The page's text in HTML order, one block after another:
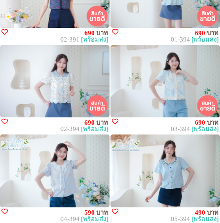
690 บาท
02-391 [พร้อมส่ง]
690 บาท
01-394 [พร้อมส่ง]
690 บาท
02-394 [พร้อมส่ง]
690 บาท
03-394 [พร้อมส่ง]
590 บาท
04-394 [พร้อมส่ง]
490 บาท
05-394 [พร้อมส่ง]